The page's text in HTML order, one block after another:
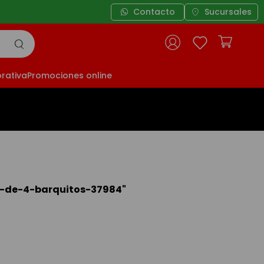
Contacto Sucursales
Promociones online
de-4-barquitos-37984"